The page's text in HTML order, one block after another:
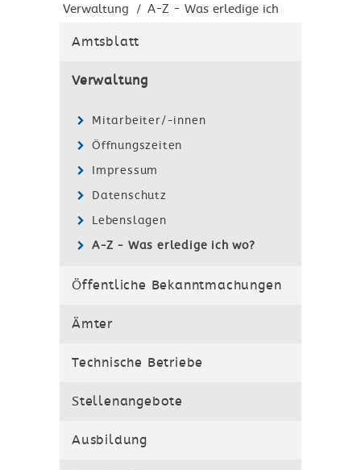
Verwaltung / A-Z - Was erledige ich
Amtsblatt
Verwaltung
Mitarbeiter/-innen
Öffnungszeiten
Impressum
Datenschutz
Lebenslagen
A-Z - Was erledige ich wo?
Öffentliche Bekanntmachungen
Ämter
Technische Betriebe
Stellenangebote
Ausbildung